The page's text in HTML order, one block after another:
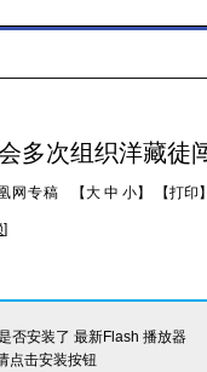
多次组织洋藏徒
网专稿 【大 中 小】 【打印
]
否安装了 最新Flash 播放器
点击安装按钮